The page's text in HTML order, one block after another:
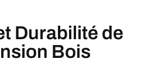
Durabilité de
Bois